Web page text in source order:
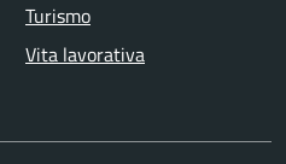
Turismo
Vita lavorativa